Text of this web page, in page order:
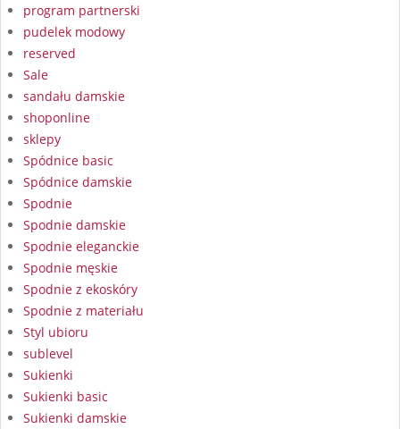
program partnerski
pudelek modowy
reserved
Sale
sandału damskie
shoponline
sklepy
Spódnice basic
Spódnice damskie
Spodnie
Spodnie damskie
Spodnie eleganckie
Spodnie męskie
Spodnie z ekoskóry
Spodnie z materiału
Styl ubioru
sublevel
Sukienki
Sukienki basic
Sukienki damskie